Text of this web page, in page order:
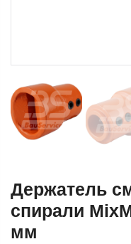
Держатель
спирали
мм